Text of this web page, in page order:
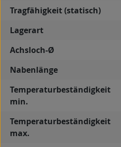
Tragfähigkeit (statisch)
Lagerart
Achsloch-Ø
Nabenlänge
Temperaturbeständigkeit
min.
Temperaturbeständigkeit
max.